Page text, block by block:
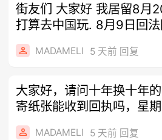
街友们 大家好 我居留8月
打算去中国玩. 8月9日回
MADAMELI 5 天前 回复
大家好，请问十年换十年
寄纸张能收到回执吗，星
人上
MADAMELI 5 天前 回复